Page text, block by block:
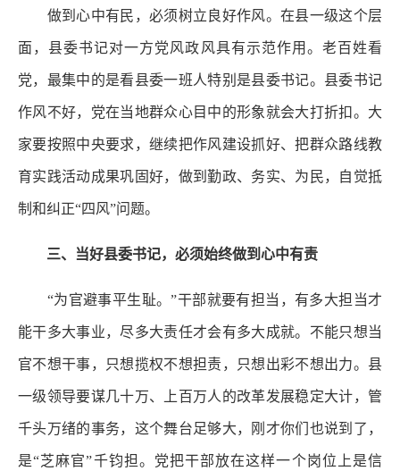
做到心中有民，必须树立良好作风。在县一级这个层
面，县委书记对一方党风政风具有示范作用。老百姓看
党，最集中的是看县委一班人特别是县委书记。县委书记
作风不好，党在当地群众心目中的形象就会大打折扣。大
家要按照中央要求，继续把作风建设抓好、把群众路线教
育实践活动成果巩固好，做到勤政、务实、为民，自觉抵
制和纠正“四风”问题。
三、当好县委书记，必须始终做到心中有责
“为官避事平生耻。”干部就要有担当，有多大担当才
能干多大事业，尽多大责任才会有多大成就。不能只想当
官不想干事，只想揽权不想担责，只想出彩不想出力。县
一级领导要谋几十万、上百万人的改革发展稳定大计，管
千头万绪的事务，这个舞台足够大，刚才你们也说到了，
是“芝麻官”千钧担。党把干部放在这样一个岗位上是信